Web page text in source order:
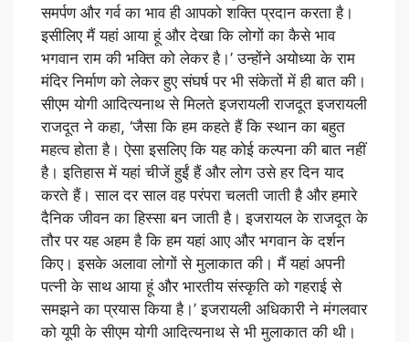
समर्पण और गर्व का भाव ही आपको शक्ति प्रदान करता है।
इसीलिए मैं यहां आया हूं और देखा कि लोगों का कैसे भाव
भगवान राम की भक्ति को लेकर है।’ उन्होंने अयोध्या के राम
मंदिर निर्माण को लेकर हुए संघर्ष पर भी संकेतों में ही बात की।
सीएम योगी आदित्यनाथ से मिलते इजरायली राजदूत इजरायली
राजदूत ने कहा, ‘जैसा कि हम कहते हैं कि स्थान का बहुत
महत्व होता है। ऐसा इसलिए कि यह कोई कल्पना की बात नहीं
है। इतिहास में यहां चीजें हुईं हैं और लोग उसे हर दिन याद
करते हैं। साल दर साल वह परंपरा चलती जाती है और हमारे
दैनिक जीवन का हिस्सा बन जाती है। इजरायल के राजदूत के
तौर पर यह अहम है कि हम यहां आए और भगवान के दर्शन
किए। इसके अलावा लोगों से मुलाकात की। मैं यहां अपनी
पत्नी के साथ आया हूं और भारतीय संस्कृति को गहराई से
समझने का प्रयास किया है।’ इजरायली अधिकारी ने मंगलवार
को यूपी के सीएम योगी आदित्यनाथ से भी मुलाकात की थी।